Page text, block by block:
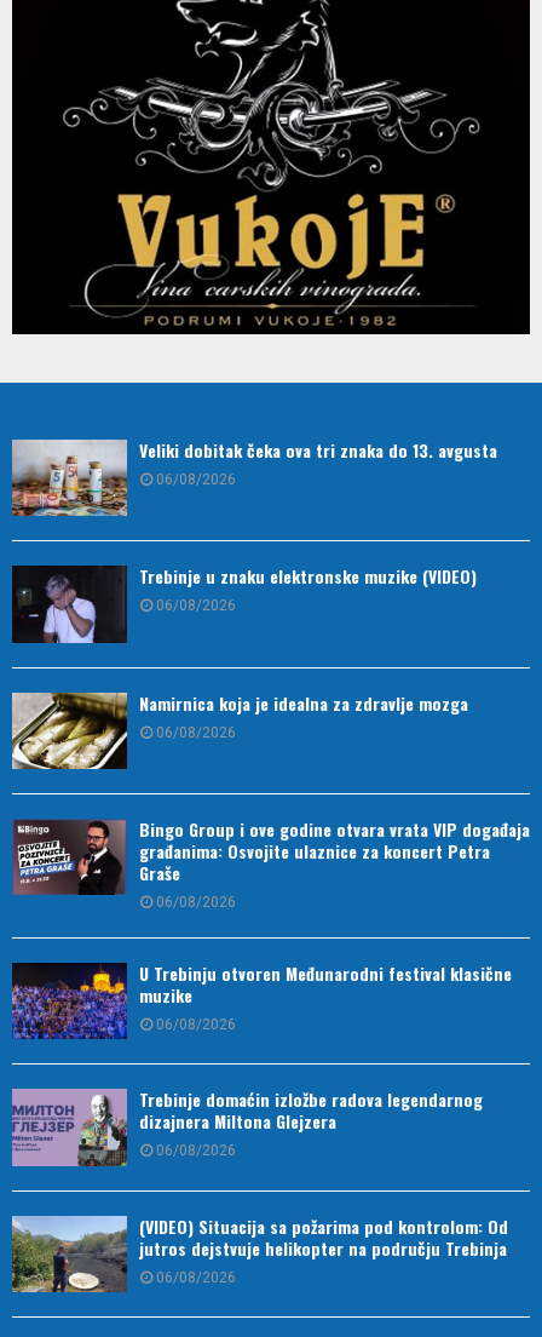
Veliki dobitak čeka ova tri znaka do 13. avgusta
06/08/2026
Trebinje u znaku elektronske muzike (VIDEO)
06/08/2026
Namirnica koja je idealna za zdravlje mozga
06/08/2026
Bingo Group i ove godine otvara vrata VIP događaja
građanima: Osvojite ulaznice za koncert Petra
Graše
06/08/2026
U Trebinju otvoren Međunarodni festival klasične
muzike
06/08/2026
Trebinje domaćin izložbe radova legendarnog
dizajnera Miltona Glejzera
06/08/2026
(VIDEO) Situacija sa požarima pod kontrolom: Od
jutros dejstvuje helikopter na području Trebinja
06/08/2026